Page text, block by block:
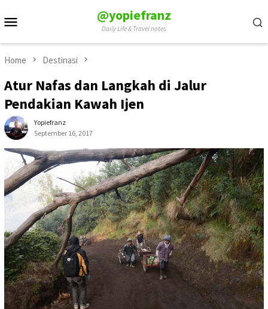
to
@yopiefranz
Daily Life & Travel notes
Home Destinasi
Atur Nafas dan Langkah di Jalur
Pendakian Kawah Ijen
Yopiefranz
September 16, 2017